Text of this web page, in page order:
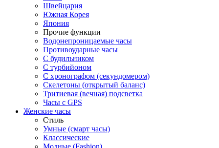
Швейцария
Южная Корея
Япония
Прочие функции
Водонепроницаемые часы
Противоударные часы
С будильником
С турбийоном
С хронографом (секундомером)
Скелетоны (открытый баланс)
Тритиевая (вечная) подсветка
Часы с GPS
Женские часы
Стиль
Умные (смарт часы)
Классические
Модные (Fashion)